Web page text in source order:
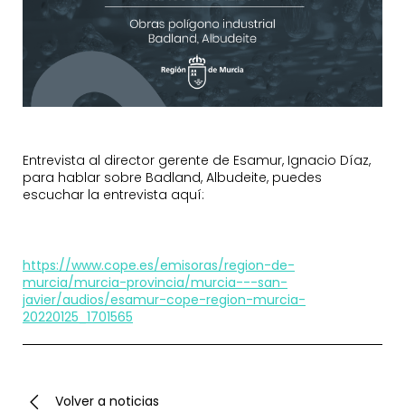
Entrevista al director gerente de Esamur, Ignacio Díaz,
para hablar sobre Badland, Albudeite, puedes
escuchar la entrevista aquí:
https://www.cope.es/emisoras/region-de-
murcia/murcia-provincia/murcia---san-
javier/audios/esamur-cope-region-murcia-
20220125_1701565
Volver a noticias